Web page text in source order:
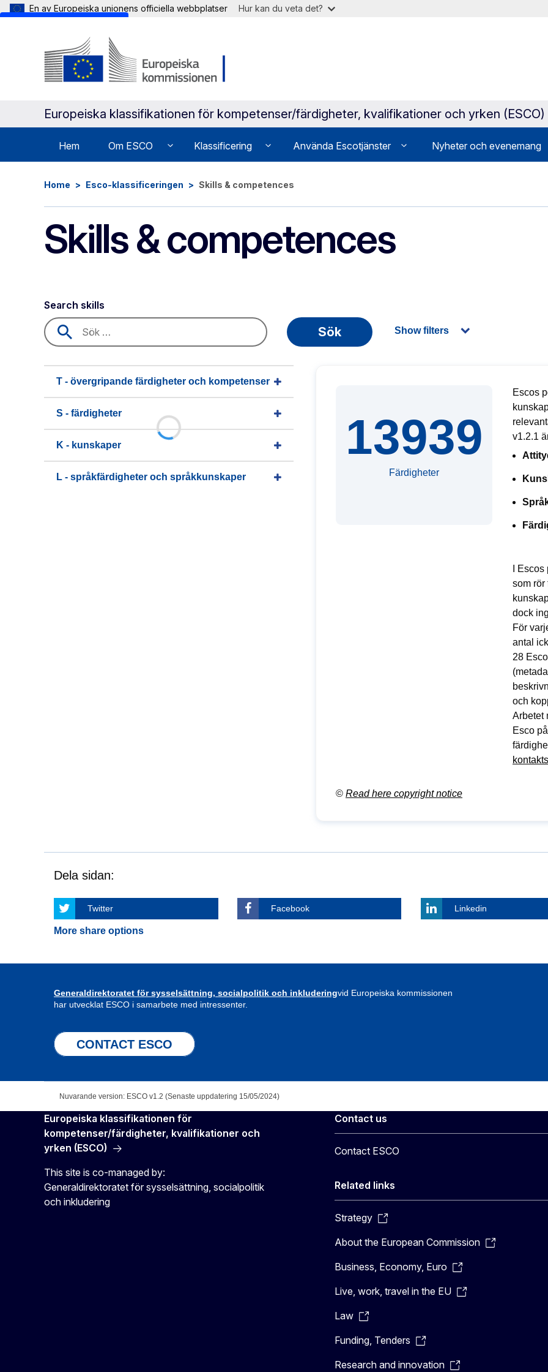
En av Europeiska unionens officiella webbplatser Hur kan du veta det?
Europeiska klassifikationen för kompetenser/färdigheter, kvalifikationer och yrken (ESCO)
Hem Om ESCO Klassificering Använda Escotjänster Nyheter och evenemang
Home Esco-klassificeringen Skills & competences
Skills & competences
Search skills
Sök Show filters
T - övergripande färdigheter och kompetenser
S - färdigheter
K - kunskaper
L - språkfärdigheter och språkkunskaper
13939
Färdigheter
Escos
v1.2.1
I
som rör
dock
För
antal
28
och
Arbetet
Esco
© Read here copyright notice
Dela sidan:
Twitter Facebook Linkedin
More share options
Generaldirektoratet för sysselsättning, socialpolitik och inkluderingvid Europeiska kommissionen
har utvecklat ESCO i samarbete med intressenter.
CONTACT ESCO
Nuvarande version: ESCO v1.2 (Senaste uppdatering 15/05/2024)
Europeiska klassifikationen för
kompetenser/färdigheter, kvalifikationer och
yrken (ESCO)
This site is co-managed by:
Generaldirektoratet för sysselsättning, socialpolitik
och inkludering
Contact us
Contact ESCO
Related links
Strategy
About the European Commission
Business, Economy, Euro
Live, work, travel in the EU
Law
Funding, Tenders
Research and innovation